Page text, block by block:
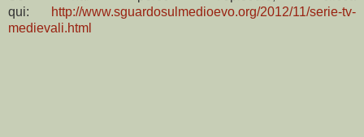
qui:
http://www.sguardosulmedioevo.org/2012/11/serie-tv-
medievali.html